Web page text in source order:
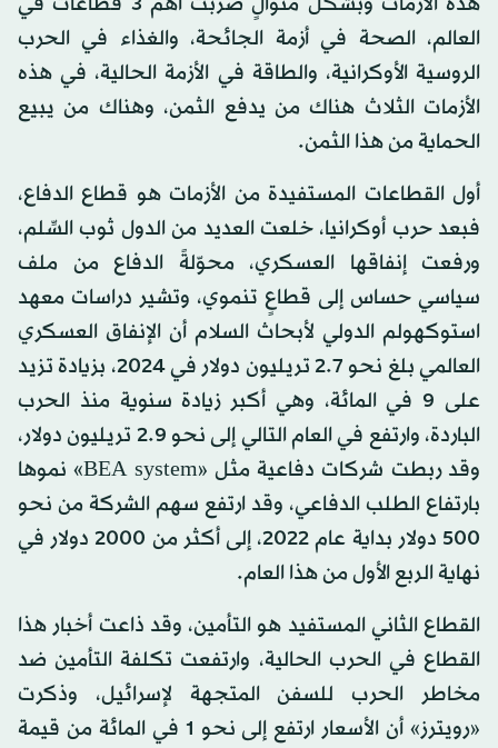
العالم، الصحة في أزمة الجائحة، والغذاء في الحرب
الروسية الأوكرانية، والطاقة في الأزمة الحالية، في هذه
الأزمات الثلاث هناك من يدفع الثمن، وهناك من يبيع
الحماية من هذا الثمن.
أول القطاعات المستفيدة من الأزمات هو قطاع الدفاع،
فبعد حرب أوكرانيا، خلعت العديد من الدول ثوب السِّلم،
ورفعت إنفاقها العسكري، محوّلةً الدفاع من ملف
سياسي حساس إلى قطاعٍ تنموي، وتشير دراسات معهد
استوكهولم الدولي لأبحاث السلام أن الإنفاق العسكري
العالمي بلغ نحو 2.7 تريليون دولار في 2024، بزيادة تزيد
على 9 في المائة، وهي أكبر زيادة سنوية منذ الحرب
الباردة، وارتفع في العام التالي إلى نحو 2.9 تريليون دولار،
وقد ربطت شركات دفاعية مثل «BEA system» نموها
بارتفاع الطلب الدفاعي، وقد ارتفع سهم الشركة من نحو
500 دولار بداية عام 2022، إلى أكثر من 2000 دولار في
نهاية الربع الأول من هذا العام.
القطاع الثاني المستفيد هو التأمين، وقد ذاعت أخبار هذا
القطاع في الحرب الحالية، وارتفعت تكلفة التأمين ضد
مخاطر الحرب للسفن المتجهة لإسرائيل، وذكرت
«رويترز» أن الأسعار ارتفع إلى نحو 1 في المائة من قيمة